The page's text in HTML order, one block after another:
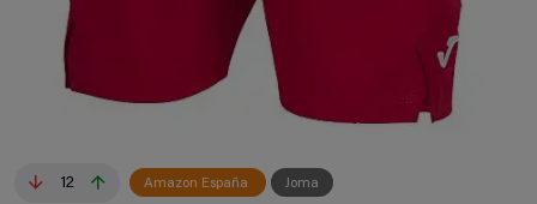
12 Amazon España Joma